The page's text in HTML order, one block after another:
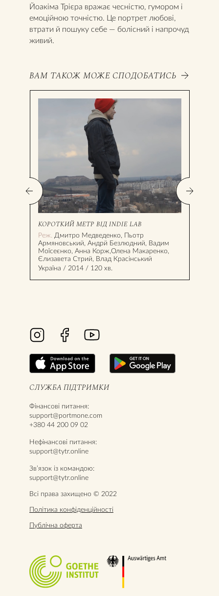
Йоакіма Трієра вражає чесністю, гумором і
емоційною точністю. Це портрет любові,
втрати й пошуку себе — болісний і напрочуд
живий.
ВАМ ТАКОЖ МОЖЕ СПОДОБАТИСЬ
КОРОТКИЙ МЕТР ВІД INDIE LAB
Реж. Дмитро Медведенко, Пьотр
Армяновський, Андрй Безлюдний, Вадим
Моїсеєнко, Анна Корж,Олена Макаренко,
Єлизавета Стрий, Влад Красінський
Україна / 2014 / 120 хв.
СЛУЖБА ПІДТРИМКИ
Фінансові питання:
support@portmone.com
+380 44 200 09 02
Нефінансові питання:
support@tytr.online
Звʼязок із командою:
support@tytr.online
Всі права захищено © 2022
Політика конфіденційності
Публічна оферта